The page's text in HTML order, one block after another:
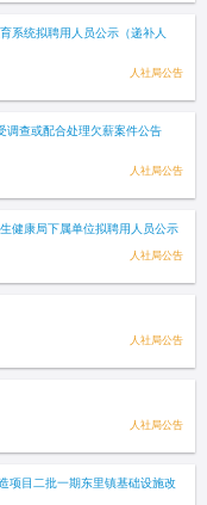
系统拟聘用人员公示（递补人
人社局公告
调查或配合处理欠薪案件公告
人社局公告
健康局下属单位拟聘用人员公示
人社局公告
人社局公告
人社局公告
项目二批一期东里镇基础设施改